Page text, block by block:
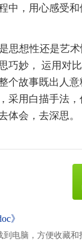
中，用心感受
思想性还是艺
巧妙， 运用对
个故事既出人
采用白描手法
体会，去深思。
》
到电脑，方便收藏和